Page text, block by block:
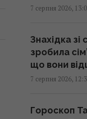
12:53 п'ятниця, 07
розкрили
7 серпня 2026,
Знахідка зі
зробила
що вони
7 серпня 2026,
Гороскоп